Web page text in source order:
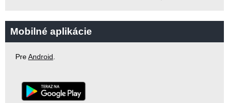
Mobilné aplikácie
PreAndroid.